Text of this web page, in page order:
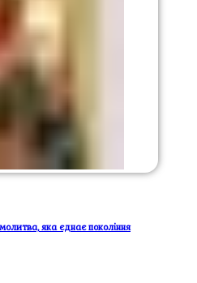
яка єднає покоління